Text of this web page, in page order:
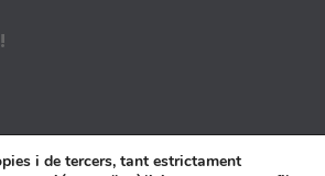
i de tercers, tant estrictament